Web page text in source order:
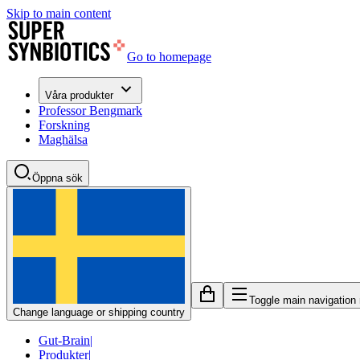
Skip to main content
Go to homepage
Våra produkter
Professor Bengmark
Forskning
Maghälsa
Öppna sök
Change language or shipping country
Toggle main navigation
Gut-Brain|
Produkter|